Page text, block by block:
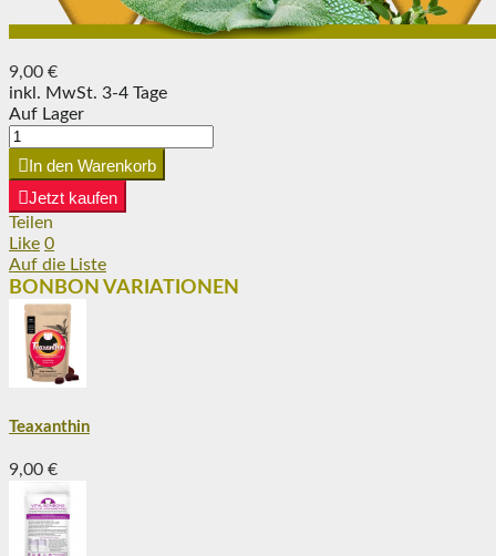
9,00 €
inkl. MwSt. 3-4 Tage
Auf Lager
In den Warenkorb
Jetzt kaufen
Teilen
Like 0
Auf die Liste
BONBON VARIATIONEN
Teaxanthin
9,00 €